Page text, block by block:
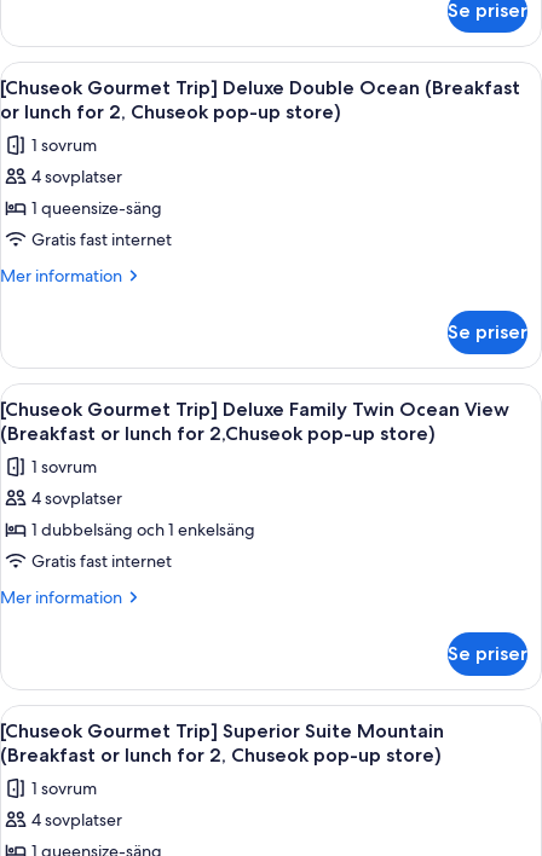
Garden(Breakfast
or
lunch
for
2,Chuseok
popup
store)
Gourmet
Trip]
Standard
Terrace
Garden(Breakfast
or
for
2,Chuseok
store)
Se priser
Öppna
alla
foton
för
[Chuseok
Gourmet
Trip]
Deluxe
(Breakfast
or
lunch
for
2,
Chuseok
pop-
up
store)
En balkong med möbler i rotting,
5
[Chuseok Gourmet Trip] Deluxe Double Ocean (Breakfast
or lunch for 2, Chuseok pop-up store)
1 sovrum
4 sovplatser
1 queensize-säng
Gratis fast internet
Mer information
Mer
Gourmet
Trip]
Deluxe
Double
Ocean
(Breakfast
or
for
2,
pop-
Se priser
Öppna
alla
foton
för
[Chuseok
Gourmet
Trip]
Deluxe
Ocean
View
(Breakfast
or
lunch
for
2,Chuseok
Ett hotellrum med två sängar, en
6
[Chuseok Gourmet Trip] Deluxe Family Twin Ocean View
(Breakfast or lunch for 2,Chuseok pop-up store)
1 sovrum
4 sovplatser
1 dubbelsäng och 1 enkelsäng
Gratis fast internet
Mer information
Mer
Gourmet
Trip]
Deluxe
Family
Twin
Ocean
View
(Breakfast
Se priser
Öppna
alla
foton
för
[Chuseok
Ett hotellrum med en stor säng, en
5
[Chuseok Gourmet Trip] Superior Suite Mountain
(Breakfast or lunch for 2, Chuseok pop-up store)
1 sovrum
4 sovplatser
1 queensize-säng